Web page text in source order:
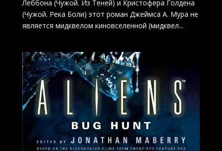
Леббона (Чужой. Из Теней) и Кристофера Голдена
(Чужой. Река Боли) этот роман Джеймса А. Мура не
является мидквелом киновселенной (мидквел...